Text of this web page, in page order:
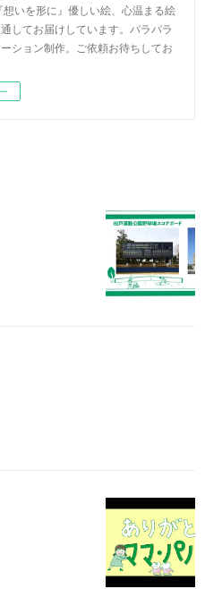
想いを形に』優しい絵、心温まる絵
してお届けしています。パラパラ
ション制作。ご依頼お待ちしてお